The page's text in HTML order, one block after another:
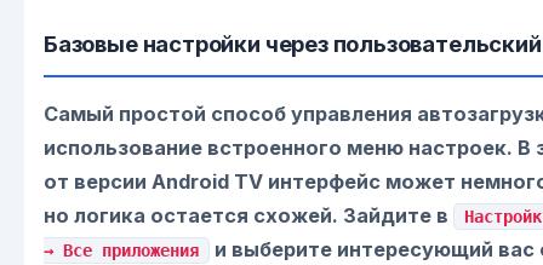
Базовые настройки через
Самый простой способ управления
использование встроенного меню настроек. В
от версии Android TV интерфейс может
но логика остается схожей. Зайдите в
→ Все приложения
и выберите интересующий вас